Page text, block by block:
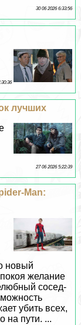
30 06 2026 6:33:56
лучших
27 06 2026 5:22:39
Man:
новый
желание
сосед-
убить всех,
на пути. ...